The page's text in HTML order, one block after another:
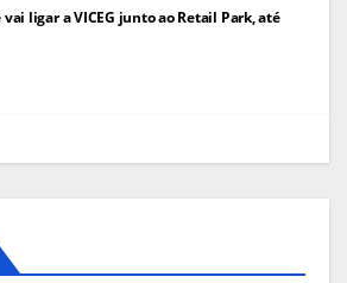
ligar a VICEG junto ao Retail Park, até